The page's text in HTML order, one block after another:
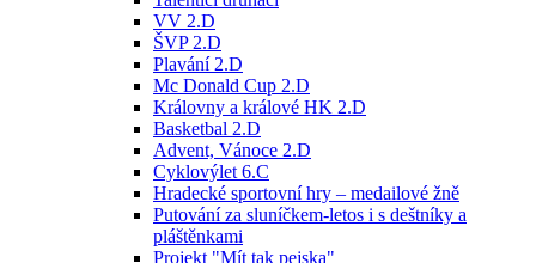
VV 2.D
ŠVP 2.D
Plavání 2.D
Mc Donald Cup 2.D
Královny a králové HK 2.D
Basketbal 2.D
Advent, Vánoce 2.D
Cyklovýlet 6.C
Hradecké sportovní hry – medailové žně
Putování za sluníčkem-letos i s deštníky a
pláštěnkami
Projekt "Mít tak pejska"